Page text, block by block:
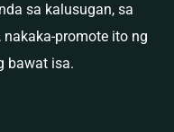
sa kalusugan, sa
promote ito ng
bawat isa.